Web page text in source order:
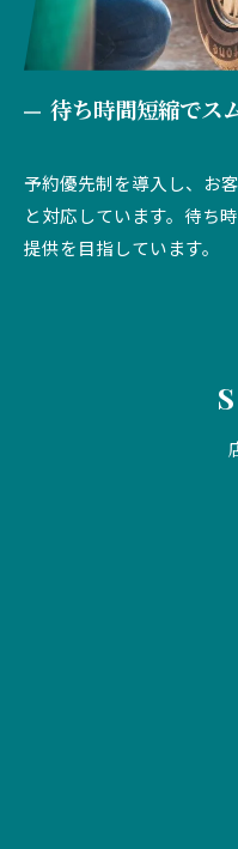
待ち時間短縮でス
予約優先制を導入し、お
と対応しています。待ち
提供を目指しています。